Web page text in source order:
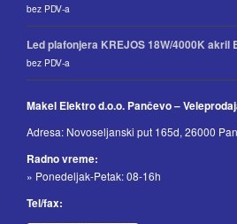
bez PDV-a
Led plafonjera KREJOS 18W/4000K akril
bez PDV-a
Makel Elektro d.o.o. Pančevo –
Adresa: Novoseljanski put 165d, 26000
Radno vreme:
» Ponedeljak-Petak: 08-16h
Tel/fax: